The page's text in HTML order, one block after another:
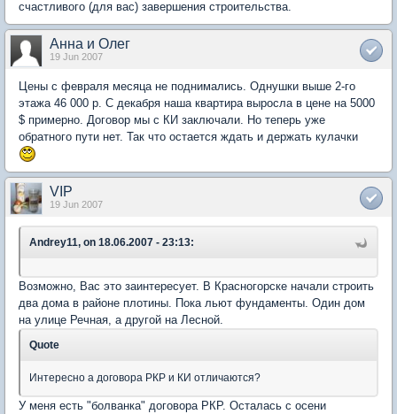
счастливого (для вас) завершения строительства.
Анна и Олег
19 Jun 2007
Цены с февраля месяца не поднимались. Однушки выше 2-го
этажа 46 000 р. С декабря наша квартира выросла в цене на 5000
$ примерно. Договор мы с КИ заключали. Но теперь уже
обратного пути нет. Так что остается ждать и держать кулачки
VIP
19 Jun 2007
Andrey11, on 18.06.2007 - 23:13:
Возможно, Вас это заинтересует. В Красногорске начали строить
два дома в районе плотины. Пока льют фундаменты. Один дом
на улице Речная, а другой на Лесной.
Quote
Интересно а договора РКР и КИ отличаются?
У меня есть "болванка" договора РКР. Осталась с осени